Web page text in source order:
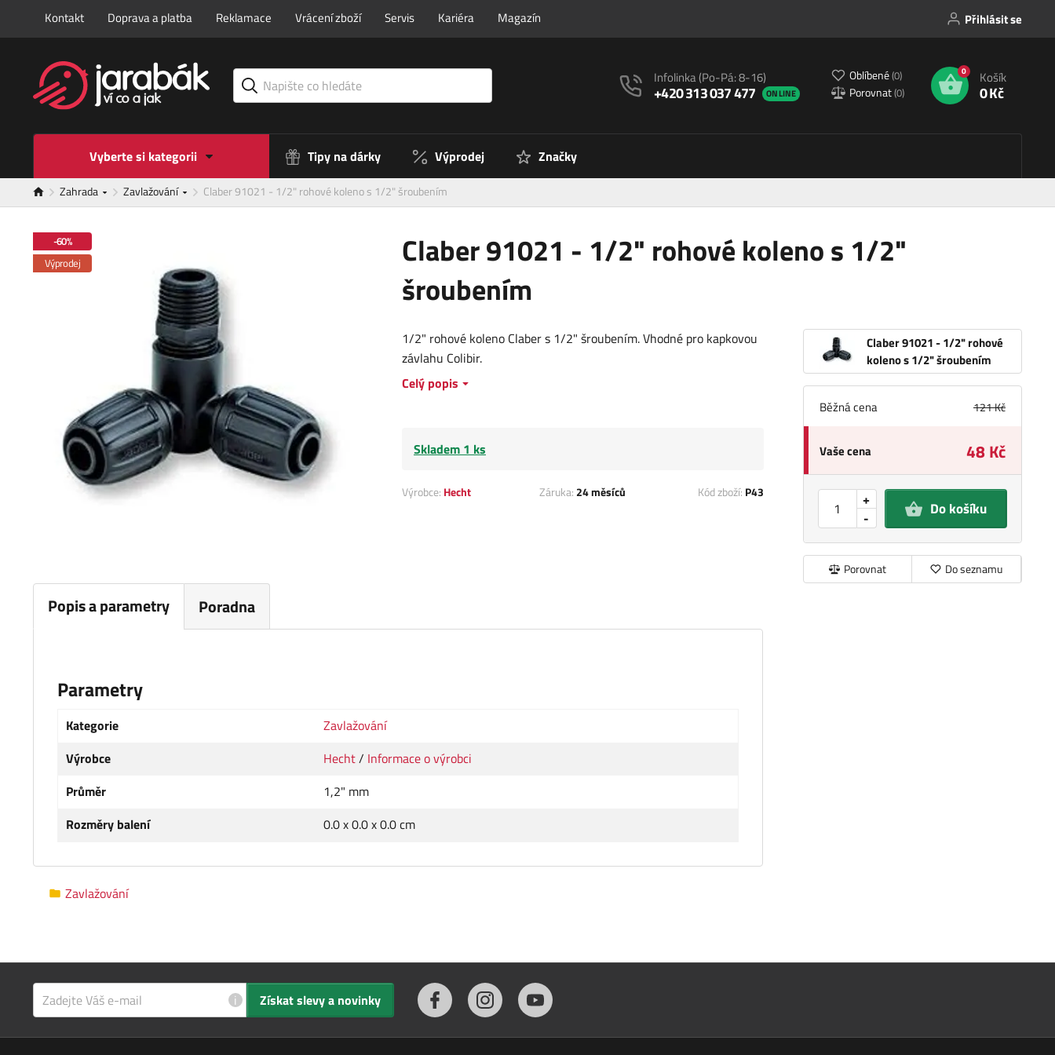
Kontakt Doprava a platba Reklamace Vrácení zboží Servis Kariéra Magazín Přihlásit se
Infolinka(Po-Pá: 8-16)
+420 313 037 477 ONLINE
Oblíbené(0)
Porovnat(0)
0 Košík
0 Kč
Vyberte si kategorii Tipy na dárky Výprodej Značky
Zahrada Zavlažování Claber 91021 - 1/2" rohové koleno s 1/2" šroubením
Claber 91021 - 1/2" rohové koleno s 1/2"
šroubením
-60%
Výprodej
Claber 91021 - 1/2" rohové
koleno s 1/2" šroubením
Běžná cena 121 Kč
Vaše cena 48 Kč
-
+ Do košíku
Porovnat Do seznamu
1/2" rohové koleno Claber s 1/2" šroubením. Vhodné pro kapkovou
závlahu Colibir.
Celý popis
Skladem 1 ks
Výrobce: Hecht Záruka: 24 měsíců Kód zboží: P43
Popis a parametry Poradna
Parametry
Kategorie
Zavlažování
Výrobce
Hecht/ Informace o výrobci
Průměr
1,2" mm
Rozměry balení
0.0 x 0.0 x 0.0 cm
Zavlažování
i Získat slevy a novinky